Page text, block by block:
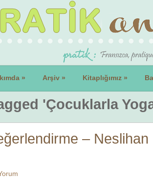
» Arşiv » Kitaplığımız »
'Çocuklarla
–